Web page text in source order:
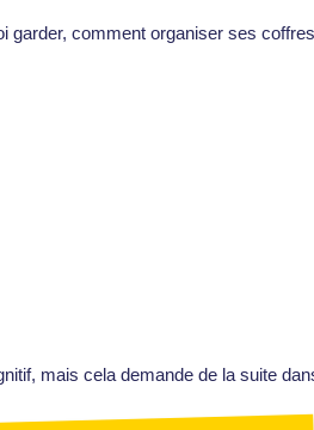
garder, comment organiser ses
mais cela demande de la suite